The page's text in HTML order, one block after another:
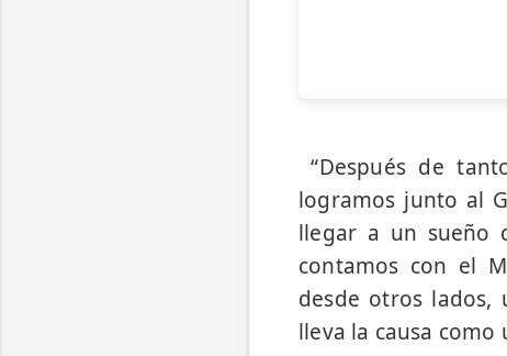
“Después de
logramos junto al
llegar a un sueño
contamos con el
desde otros lados,
lleva la causa